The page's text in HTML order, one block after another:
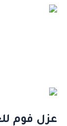
عزل فوم